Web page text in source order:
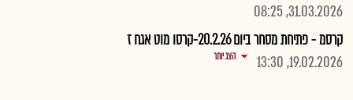
31.03.2026, 08:25
קרסמ - פתיחת מסחר ביום 20.2.26-קרסו מוט אגח ז
19.02.2026, 13:30
הצג יותר